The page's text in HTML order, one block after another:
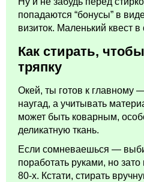
попадаются “бонусы” в
визиток. Маленький квест
Как стирать,
тряпку
Окей, ты готов к главному
наугад, а учитывать
может быть коварным,
деликатную ткань.
Если сомневаешься —
поработать руками, но
80-х. Кстати, стирать